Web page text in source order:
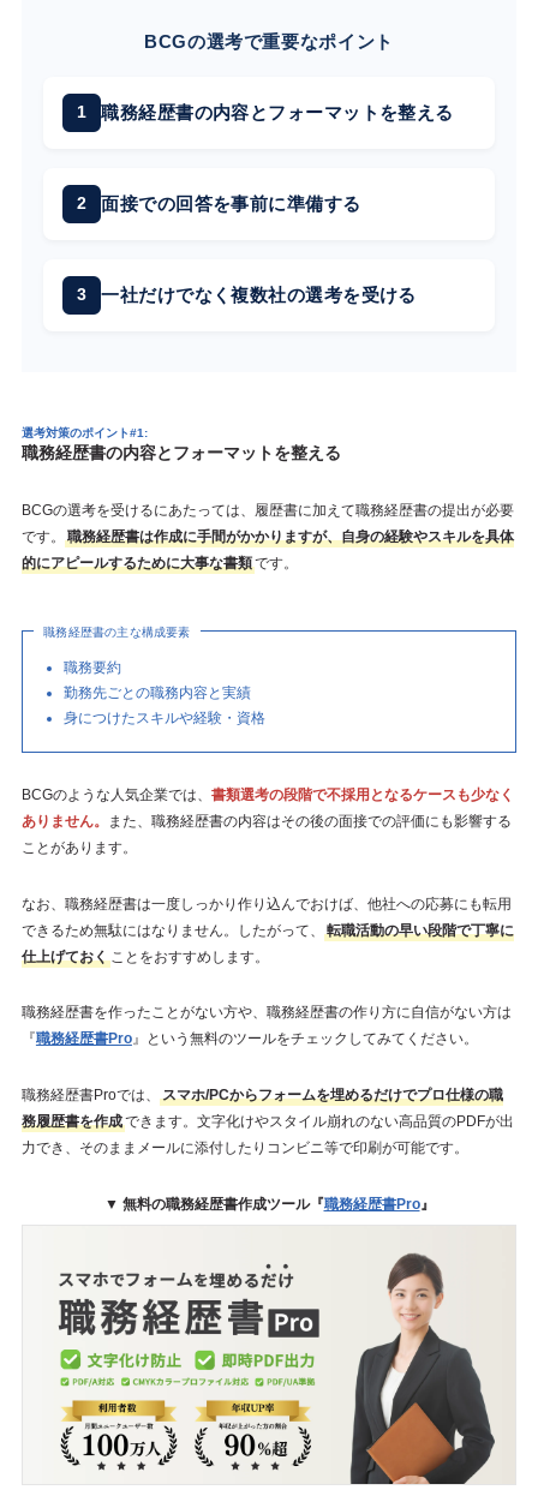
BCGの選考で重要なポイント
職務経歴書の内容とフォーマットを整える
面接での回答を事前に準備する
一社だけでなく複数社の選考を受ける
選考対策のポイント#1:
職務経歴書の内容とフォーマットを整える
BCGの選考を受けるにあたっては、履歴書に加えて職務経歴書の提出が必要
です。
職務経歴書は作成に手間がかかりますが、自身の経験やスキルを具体
的にアピールするために大事な書類です。
職務経歴書の主な構成要素
職務要約
勤務先ごとの職務内容と実績
身につけたスキルや経験・資格
BCGのような人気企業では、 書類選考の段階で不採用となるケースも少なく
ありません。
また、職務経歴書の内容はその後の面接での評価にも影響する
ことがあります。
なお、職務経歴書は一度しっかり作り込んでおけば、他社への応募にも転用
できるため無駄にはなりません。したがって、
転職活動の早い段階で丁寧に
仕上げておくことをおすすめします。
職務経歴書を作ったことがない方や、職務経歴書の作り方に自信がない方は
『職務経歴書Pro』という無料のツールをチェックしてみてください。
職務経歴書Proでは、
スマホ/PCからフォームを埋めるだけでプロ仕様の職
務履歴書を作成できます。文字化けやスタイル崩れのない高品質のPDFが出
力でき、そのままメールに添付したりコンビニ等で印刷が可能です。
▼ 無料の職務経歴書作成ツール『職務経歴書Pro』